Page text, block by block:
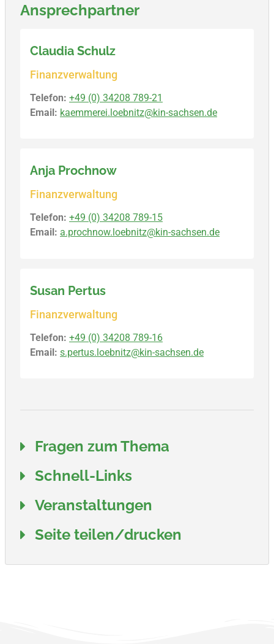
Ansprechpartner
Claudia Schulz
Finanzverwaltung
Telefon: +49 (0) 34208 789-21
Email: kaemmerei.loebnitz@kin-sachsen.de
Anja Prochnow
Finanzverwaltung
Telefon: +49 (0) 34208 789-15
Email: a.prochnow.loebnitz@kin-sachsen.de
Susan Pertus
Finanzverwaltung
Telefon: +49 (0) 34208 789-16
Email: s.pertus.loebnitz@kin-sachsen.de
Fragen zum Thema
Schnell-Links
Veranstaltungen
Seite teilen/drucken